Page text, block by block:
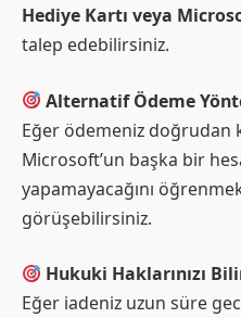
Hediye Kartı veya
talep edebilirsiniz.
Alternatif Ödeme
Eğer ödemeniz doğrudan
Microsoft’un başka bir
yapamayacağını
görüşebilirsiniz.
Hukuki Haklarınızı
Eğer iadeniz uzun süre